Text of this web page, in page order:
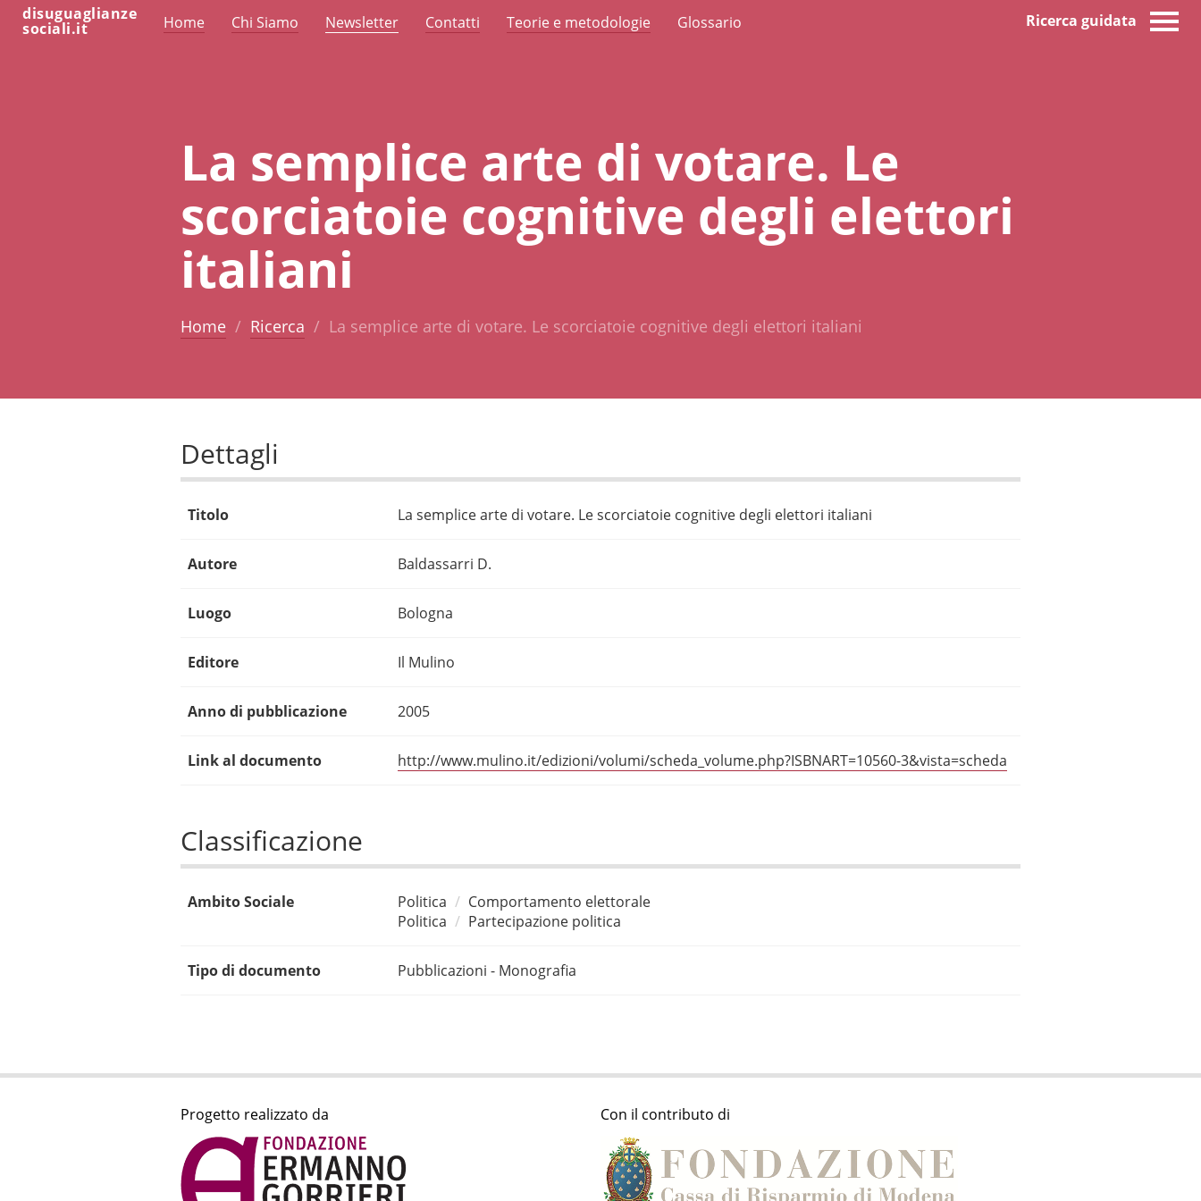
disuguaglianze
sociali.it Home Chi Siamo Newsletter Contatti Teorie e metodologie Glossario Ricerca guidata
La semplice arte di votare. Le
scorciatoie cognitive degli elettori
italiani
Home Ricerca La semplice arte di votare. Le scorciatoie cognitive degli elettori italiani
Dettagli
Titolo La semplice arte di votare. Le scorciatoie cognitive degli elettori italiani
Autore Baldassarri D.
Luogo Bologna
Editore Il Mulino
Anno di pubblicazione 2005
Link al documento http://www.mulino.it/edizioni/volumi/scheda_volume.php?ISBNART=10560-3&vista=scheda
Classificazione
Ambito Sociale Politica
Comportamento elettorale
Politica
Partecipazione politica
Tipo di documento Pubblicazioni - Monografia
Progetto realizzato da Con il contributo di